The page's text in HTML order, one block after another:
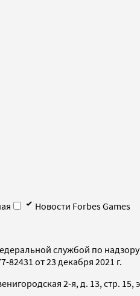
Новости Forbes Games
службой по
от 23 декабря 2021 г.
2-я, д. 13, стр. 15,